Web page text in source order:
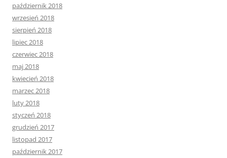
październik 2018
wrzesień 2018
sierpień 2018
lipiec 2018
czerwiec 2018
maj 2018
kwiecień 2018
marzec 2018
luty 2018
styczeń 2018
grudzień 2017
listopad 2017
październik 2017